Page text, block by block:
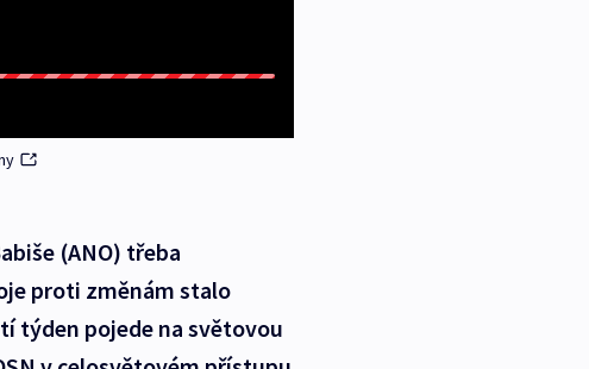
(ANO) třeba
proti změnám stalo
týden pojede na světovou